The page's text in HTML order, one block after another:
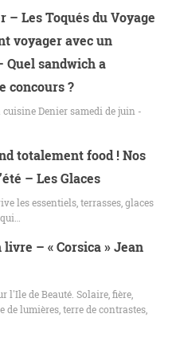
– Les Toqués du Voyage
voyager avec un
Quel sandwich a
concours ?
Denier samedi de juin -
totalement food ! Nos
– Les Glaces
les essentiels, terrasses, glaces
– « Corsica » Jean
l'Ile de Beauté. Solaire, fière,
de lumières, terre de contrastes,